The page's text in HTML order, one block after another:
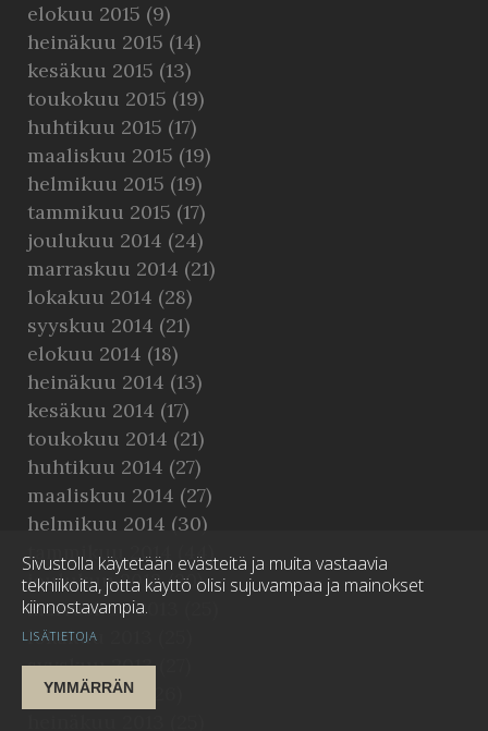
elokuu 2015 (9)
heinäkuu 2015 (14)
kesäkuu 2015 (13)
toukokuu 2015 (19)
huhtikuu 2015 (17)
maaliskuu 2015 (19)
helmikuu 2015 (19)
tammikuu 2015 (17)
joulukuu 2014 (24)
marraskuu 2014 (21)
lokakuu 2014 (28)
syyskuu 2014 (21)
elokuu 2014 (18)
heinäkuu 2014 (13)
kesäkuu 2014 (17)
toukokuu 2014 (21)
huhtikuu 2014 (27)
maaliskuu 2014 (27)
helmikuu 2014 (30)
tammikuu 2014
(44)
joulukuu 2013(20)
marraskuu 2013
lokakuu 2013
syyskuu 2013(27)
elokuu 2013
LISÄTIETOJA
Sivustolla käytetään evästeitä ja muita vastaavia
tekniikoita, jotta käyttö olisi sujuvampaa ja mainokset
kiinnostavampia.
YMMÄRRÄN